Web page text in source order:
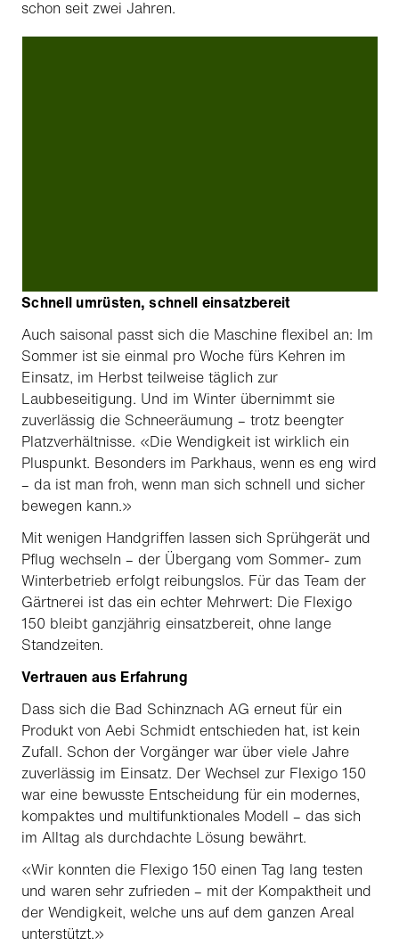
schon seit zwei Jahren.
Schnell umrüsten, schnell einsatzbereit
Auch saisonal passt sich die Maschine flexibel an: Im
Sommer ist sie einmal pro Woche fürs Kehren im
Einsatz, im Herbst teilweise täglich zur
Laubbeseitigung. Und im Winter übernimmt sie
zuverlässig die Schneeräumung – trotz beengter
Platzverhältnisse. «Die Wendigkeit ist wirklich ein
Pluspunkt. Besonders im Parkhaus, wenn es eng wird
– da ist man froh, wenn man sich schnell und sicher
bewegen kann.»
Mit wenigen Handgriffen lassen sich Sprühgerät und
Pflug wechseln – der Übergang vom Sommer- zum
Winterbetrieb erfolgt reibungslos. Für das Team der
Gärtnerei ist das ein echter Mehrwert: Die Flexigo
150 bleibt ganzjährig einsatzbereit, ohne lange
Standzeiten.
Vertrauen aus Erfahrung
Dass sich die Bad Schinznach AG erneut für ein
Produkt von Aebi Schmidt entschieden hat, ist kein
Zufall. Schon der Vorgänger war über viele Jahre
zuverlässig im Einsatz. Der Wechsel zur Flexigo 150
war eine bewusste Entscheidung für ein modernes,
kompaktes und multifunktionales Modell – das sich
im Alltag als durchdachte Lösung bewährt.
«Wir konnten die Flexigo 150 einen Tag lang testen
und waren sehr zufrieden – mit der Kompaktheit und
der Wendigkeit, welche uns auf dem ganzen Areal
unterstützt.»